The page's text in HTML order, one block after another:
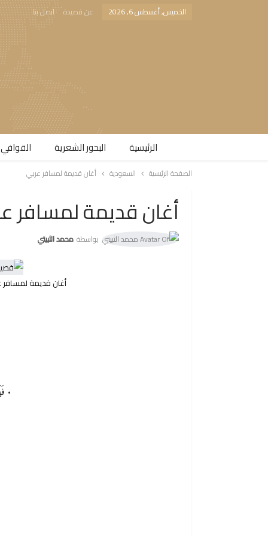
الخميس, أغسطس 6, 2026 عن قصيدة اتصل بنا
الرئيسية البحور الشعرية​
الصفحة الرئيسية السعودية أغان قديمة لمسافر عربي
أغان قديمة لمسافر
بواسطة محمد الثبيتي
أغان قديمة
•